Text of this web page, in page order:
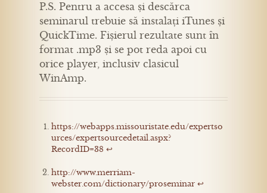
P.S. Pentru a accesa și descărca
seminarul trebuie să instalați iTunes și
QuickTime. Fișierul rezultate sunt în
format .mp3 și se pot reda apoi cu
orice player, inclusiv clasicul
WinAmp.
https://webapps.missouristate.edu/expertso
urces/expertsourcedetail.aspx?
RecordID=38 ↩
http://www.merriam-
webster.com/dictionary/proseminar ↩